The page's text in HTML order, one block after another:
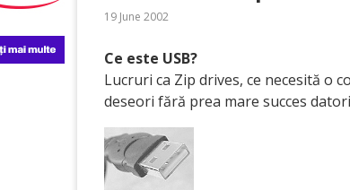
19 June 2002
Ce este USB?
Lucruri ca Zip drives, ce necesită o
deseori fără prea mare succes